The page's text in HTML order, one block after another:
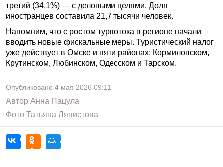
третий (34,1%) — с деловыми целями. Доля
иностранцев составила 21,7 тысячи человек.
Напомним, что с ростом турпотока в регионе начали
вводить новые фискальные меры. Туристический налог
уже действует в Омске и пяти районах: Кормиловском,
Крутинском, Любинском, Одесском и Тарском.
Опубликовано 4 мая 2026 09:11
Автор Анна Пацула
Фото Татьяна Ляпистова